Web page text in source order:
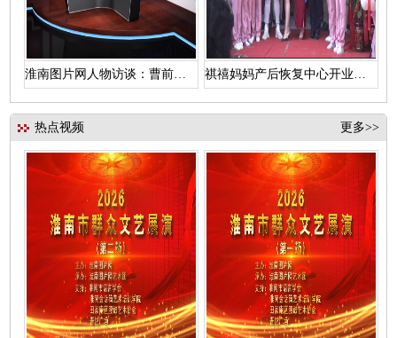
淮南图片网人物访谈：曹前辉访汪维浩 祺禧妈妈产后恢复中心开业盛典
热点视频 更多>>